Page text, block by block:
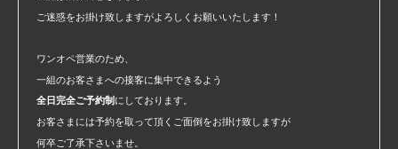
ご迷惑をお掛け致しますがよろしくお願いいたします！
ワンオペ営業のため、
一組のお客さまへの接客に集中できるよう
全日完全ご予約制 にしております。
お客さまには予約を取って頂くご面倒をお掛け致しますが
何卒ご了承下さいませ。